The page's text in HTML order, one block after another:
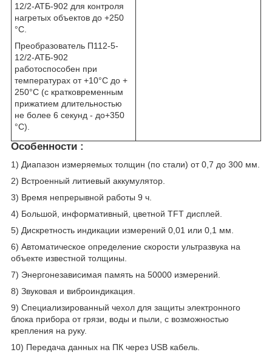
12/2-АТБ-902 для контроля
нагретых объектов до +250
°С.
Преобразователь П112-5-
12/2-АТБ-902
работоспособен при
температурах от +10°С до +
250°С (с кратковременным
прижатием длительностью
не более 6 секунд - до+350
°С).
Особенности :
1) Диапазон измеряемых толщин (по стали) от 0,7 до 300 мм.
2) Встроенный литиевый аккумулятор.
3) Время непрерывной работы 9 ч.
4) Большой, информативный, цветной TFT дисплей.
5) Дискретность индикации измерений 0,01 или 0,1 мм.
6) Автоматическое определение скорости ультразвука на
объекте известной толщины.
7) Энергонезависимая память на 50000 измерений.
8) Звуковая и виброиндикация.
9) Специализированный чехол для защиты электронного
блока прибора от грязи, воды и пыли, с возможностью
крепления на руку.
10) Передача данных на ПК через USB кабель.